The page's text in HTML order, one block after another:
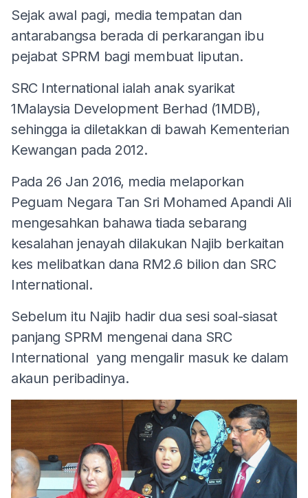
Sejak awal pagi, media tempatan dan
antarabangsa berada di perkarangan ibu
pejabat SPRM bagi membuat liputan.
SRC International ialah anak syarikat
1Malaysia Development Berhad (1MDB),
sehingga ia diletakkan di bawah Kementerian
Kewangan pada 2012.
Pada 26 Jan 2016, media melaporkan
Peguam Negara Tan Sri Mohamed Apandi Ali
mengesahkan bahawa tiada sebarang
kesalahan jenayah dilakukan Najib berkaitan
kes melibatkan dana RM2.6 bilion dan SRC
International.
Sebelum itu Najib hadir dua sesi soal-siasat
panjang SPRM mengenai dana SRC
International yang mengalir masuk ke dalam
akaun peribadinya.